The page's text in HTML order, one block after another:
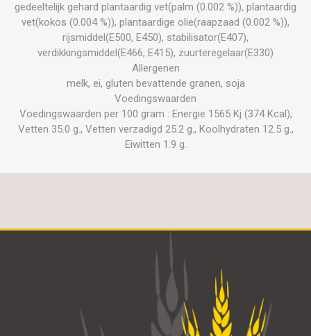
gedeeltelijk gehard plantaardig vet(palm (0.002 %)), plantaardig
vet(kokos (0.004 %)), plantaardige olie(raapzaad (0.002 %)),
rijsmiddel(E500, E450), stabilisator(E407),
verdikkingsmiddel(E466, E415), zuurteregelaar(E330)
Allergenen
melk, ei, gluten bevattende granen, soja
Voedingswaarden
Voedingswaarden per 100 gram : Energie 1565 Kj (374 Kcal),
Vetten 35.0 g., Vetten verzadigd 25.2 g., Koolhydraten 12.5 g.,
Eiwitten 1.9 g.